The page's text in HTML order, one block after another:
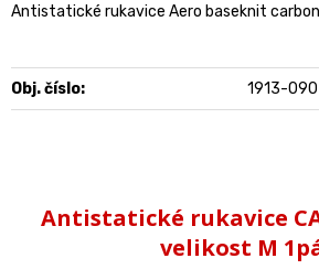
Antistatické rukavice Aero baseknit
Obj. číslo: 1913-090
Antistatické rukavice
velikost M